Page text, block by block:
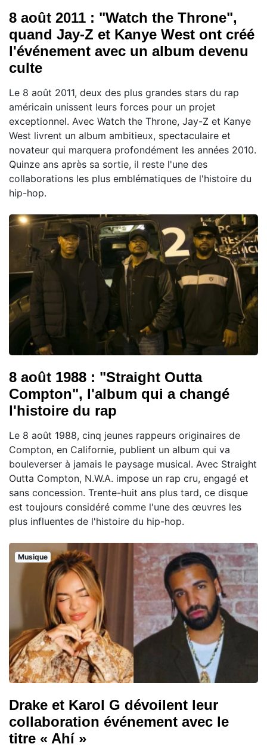
8 août 2011 : "Watch the Throne",
quand Jay-Z et Kanye West ont créé
l'événement avec un album devenu
culte
Le 8 août 2011, deux des plus grandes stars du rap
américain unissent leurs forces pour un projet
exceptionnel. Avec Watch the Throne, Jay-Z et Kanye
West livrent un album ambitieux, spectaculaire et
novateur qui marquera profondément les années 2010.
Quinze ans après sa sortie, il reste l'une des
collaborations les plus emblématiques de l'histoire du
hip-hop.
8 août 1988 : "Straight Outta
Compton", l'album qui a changé
l'histoire du rap
Le 8 août 1988, cinq jeunes rappeurs originaires de
Compton, en Californie, publient un album qui va
bouleverser à jamais le paysage musical. Avec Straight
Outta Compton, N.W.A. impose un rap cru, engagé et
sans concession. Trente-huit ans plus tard, ce disque
est toujours considéré comme l'une des œuvres les
plus influentes de l'histoire du hip-hop.
Musique
Drake et Karol G dévoilent leur
collaboration événement avec le
titre « Ahí »